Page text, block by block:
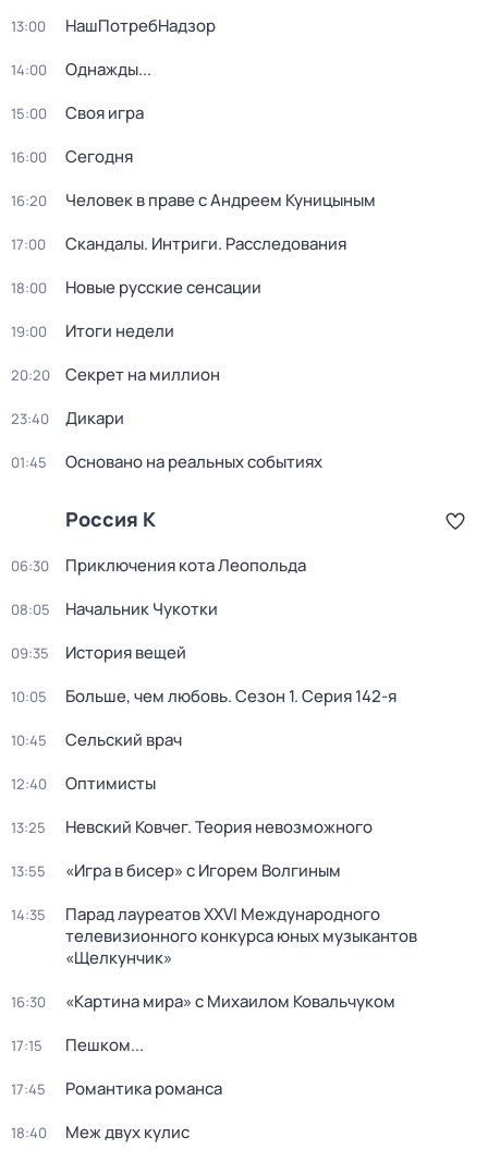
13:00 НашПотребНадзор
14:00 Однажды...
15:00 Своя игра
16:00 Сегодня
16:20 Человек в праве с Андреем Куницыным
17:00 Скандалы. Интриги. Расследования
18:00 Новые русские сенсации
19:00 Итоги недели
20:20 Секрет на миллион
23:40 Дикари
01:45 Основано на реальных событиях
Россия К
06:30 Приключения кота Леопольда
08:05 Начальник Чукотки
09:35 История вещей
10:05 Больше, чем любовь. Сезон 1. Серия 142-я
10:45 Сельский врач
12:40 Оптимисты
13:25 Невский Ковчег. Теория невозможного
13:55 «Игра в бисер» с Игорем Волгиным
14:35
Парад лауреатов XXVI Международного
телевизионного конкурса юных музыкантов
«Щелкунчик»
16:30 «Картина мира» с Михаилом Ковальчуком
17:15 Пешком...
17:45 Романтика романса
18:40 Меж двух кулис